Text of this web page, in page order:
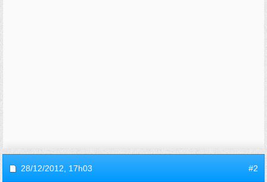
28/12/2012, 17h03 #2